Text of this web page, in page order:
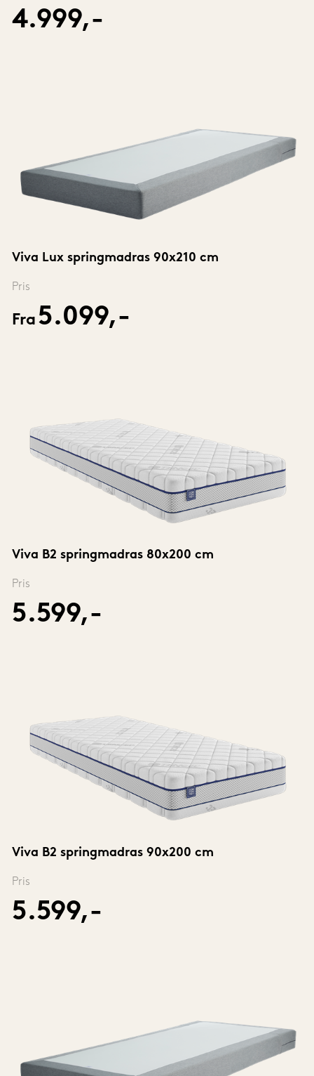
4.999,-
Viva Lux springmadras 90x210 cm
Pris
Fra 5.099,-
Viva B2 springmadras 80x200 cm
Pris
5.599,-
Viva B2 springmadras 90x200 cm
Pris
5.599,-